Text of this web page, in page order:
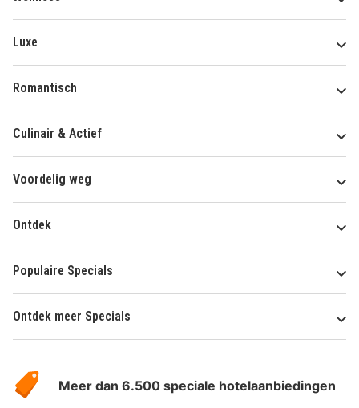
Luxe
Romantisch
Culinair & Actief
Voordelig weg
Ontdek
Populaire Specials
Ontdek meer Specials
HotelSpecials
Meer dan 6.500 speciale hotelaanbiedingen